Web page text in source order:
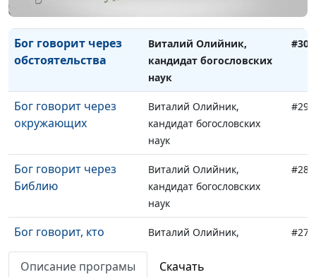
наук
Бог говорит через
обстоятельства
Виталий Олийник,
кандидат богословских
наук
#30
Бог говорит через
окружающих
Виталий Олийник,
кандидат богословских
наук
#29
Бог говорит через
Библию
Виталий Олийник,
кандидат богословских
наук
#28
Бог говорит, кто
слушает?
Виталий Олийник,
наук
#27
Описание програмы Скачать